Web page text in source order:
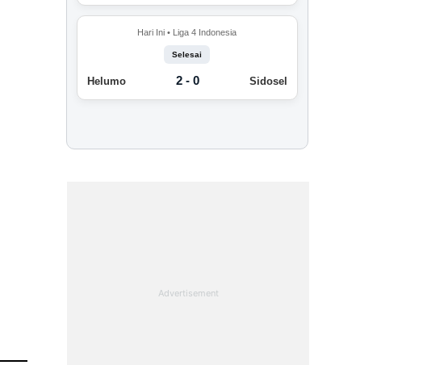
Hari Ini • Liga 4 Indonesia
Selesai
Helumo 2 - 0 Sidosel